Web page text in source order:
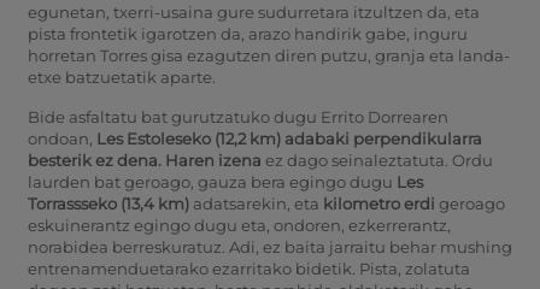
egunetan, txerri-usaina gure sudurretara itzultzen da, eta
pista frontetik igarotzen da, arazo handirik gabe, inguru
horretan Torres gisa ezagutzen diren putzu, granja eta landa-
etxe batzuetatik aparte.
Bide asfaltatu bat gurutzatuko dugu Errito Dorrearen
ondoan, Les Estoleseko (12,2 km) adabaki perpendikularra
besterik ez dena. Haren izena ez dago seinaleztatuta. Ordu
laurden bat geroago, gauza bera egingo dugu Les
Torrassseko (13,4 km)adatsarekin, eta kilometro erdi geroago
eskuinerantz egingo dugu eta, ondoren, ezkerrerantz,
norabidea berreskuratuz. Adi, ez baita jarraitu behar mushing
entrenamenduetarako ezarritako bidetik. Pista, zolatuta